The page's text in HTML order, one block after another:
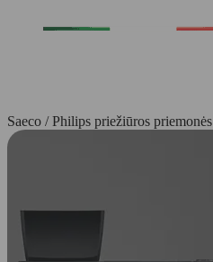
Saeco / Philips priežiūros priemonės